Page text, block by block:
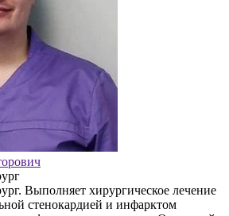
Выполняет хирургическое лечение
стенокардией и инфарктом